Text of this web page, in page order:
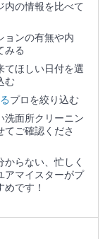
内の情報を比べて
ョンの有無や内
みる
てほしい日付を選
む
プロを絞り込む
洗面所クリーニン
てご確認くださ
らない、忙しく
アマイスターがプ
めです！